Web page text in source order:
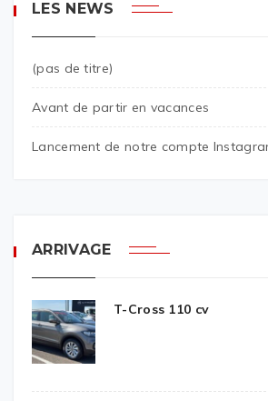
LES NEWS
(pas de titre)
Avant de partir en vacances
Lancement de notre compte
ARRIVAGE
T-Cross 110 cv